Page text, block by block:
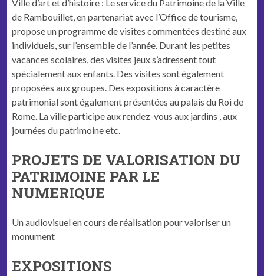
Ville d’art et d’histoire : Le service du Patrimoine de la Ville
de Rambouillet, en partenariat avec l’Office de tourisme,
propose un programme de visites commentées destiné aux
individuels, sur l’ensemble de l’année. Durant les petites
vacances scolaires, des visites jeux s’adressent tout
spécialement aux enfants. Des visites sont également
proposées aux groupes. Des expositions à caractère
patrimonial sont également présentées au palais du Roi de
Rome. La ville participe aux rendez-vous aux jardins , aux
journées du patrimoine etc.
PROJETS DE VALORISATION DU
PATRIMOINE PAR LE
NUMERIQUE
Un audiovisuel en cours de réalisation pour valoriser un
monument
EXPOSITIONS